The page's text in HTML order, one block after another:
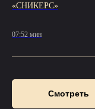
«СНИКЕРС»
07:52 мин
Смотреть